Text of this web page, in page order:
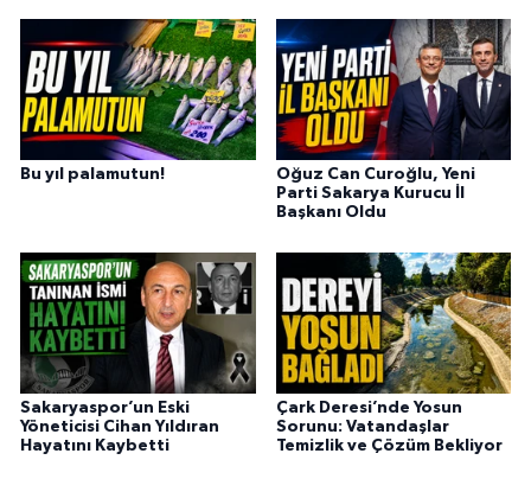
Bu yıl palamutun!
Oğuz Can Curoğlu, Yeni
Parti Sakarya Kurucu İl
Başkanı Oldu
Sakaryaspor’un Eski
Yöneticisi Cihan Yıldıran
Hayatını Kaybetti
Çark Deresi’nde Yosun
Sorunu: Vatandaşlar
Temizlik ve Çözüm Bekliyor